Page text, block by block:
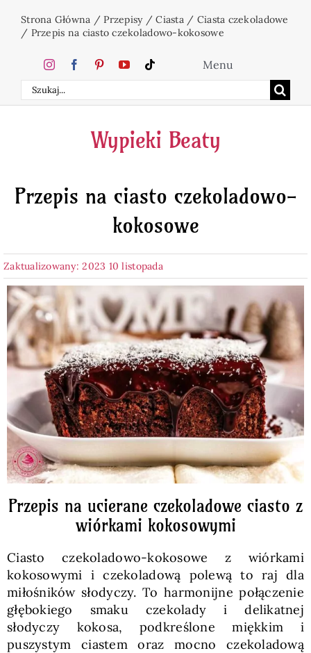
zawartości
Strona Główna /Przepisy/Ciasta/ Ciasta czekoladowe
/ Przepis na ciasto czekoladowo-kokosowe
Szukaj
Menu
Home
Ciasta
Desery
Napoje
Pieczywo
Przetwory
Posiłki
Zdrowo i fit
Kuchnie świata
SKLEP
Polski
Wypieki Beaty
Przepis na ciasto czekoladowo-
kokosowe
Zaktualizowany: 2023 10 listopada
Przepis na ucierane czekoladowe ciasto z
wiórkami kokosowymi
Ciasto czekoladowo-kokosowe z wiórkami
kokosowymi i czekoladową polewą to raj dla
miłośników słodyczy. To harmonijne połączenie
głębokiego smaku czekolady i delikatnej
słodyczy kokosa, podkreślone miękkim i
puszystym ciastem oraz mocno czekoladową